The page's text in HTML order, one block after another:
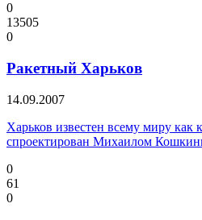
0
13505
0
Ракетный Харьков
14.09.2007
Харьков известен всему миру
спроектирован Михаилом
0
61
0